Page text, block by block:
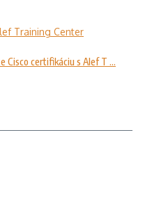
Cisco certifikáciu s Alef T ...